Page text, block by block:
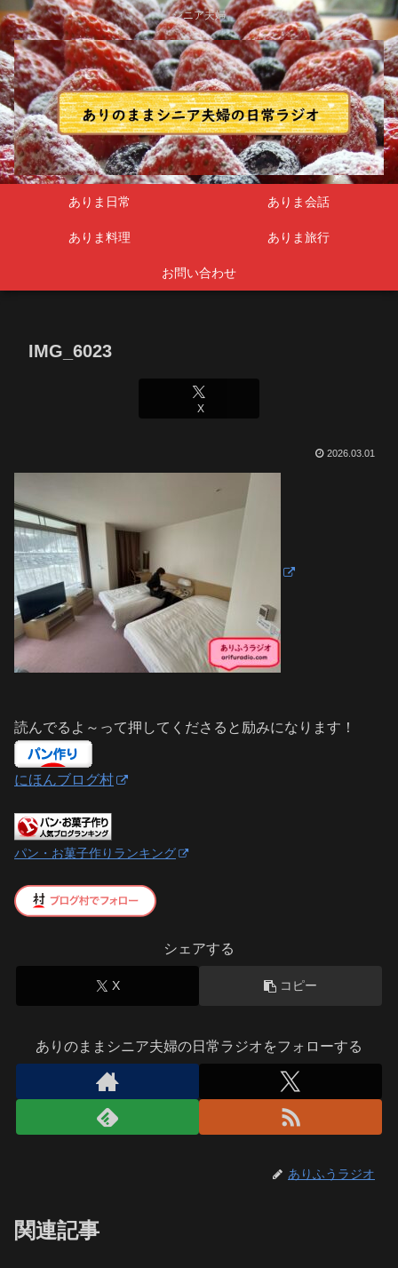
シニア夫婦
ありま日常 ありま会話
ありま料理 ありま旅行
お問い合わせ
IMG_6023
X
2026.03.01
読んでるよ～って押してくださると励みになります！
にほんブログ村
パン・お菓子作りランキング
シェアする
X コピー
ありのままシニア夫婦の日常ラジオをフォローする
ありふうラジオ
関連記事